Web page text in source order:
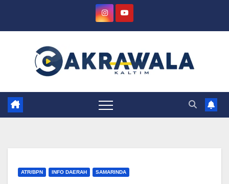
ATR/BPN INFO DAERAH SAMARINDA